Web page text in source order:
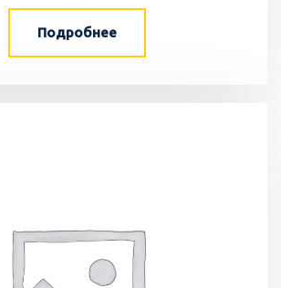
Подробнее